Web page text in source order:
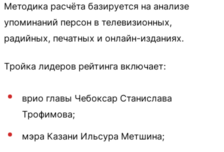
Методика расчёта базируется на анализе
упоминаний персон в телевизионных,
радийных, печатных и онлайн-изданиях.
Тройка лидеров рейтинга включает:
врио главы Чебоксар Станислава
Трофимова;
мэра Казани Ильсура Метшина;